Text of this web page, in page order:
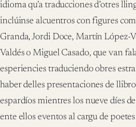
idioma qu’a traducciones d’otres
inclúinse alcuentros con figures
Granda, Jordi Doce, Martín López-
Valdés o Miguel Casado, que van
esperiencies traduciendo obres
haber delles presentaciones de
espardíos mientres los nueve díes
ente ellos eventos al cargu de